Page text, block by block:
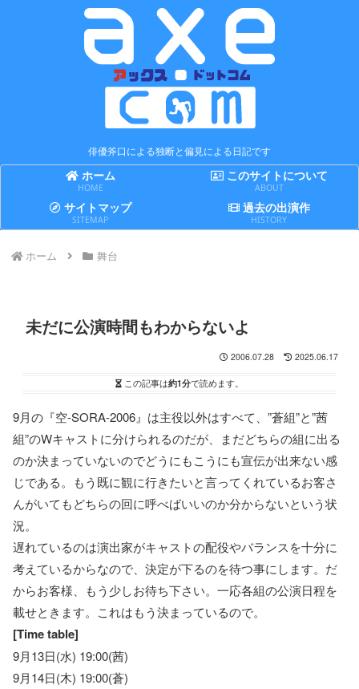
俳優斧口による独断と偏見による日記です
ホーム
HOME
このサイトについて
ABOUT
サイトマップ
SITEMAP
過去の出演作
HISTORY
ホーム 舞台
未だに公演時間もわからないよ
2006.07.28 2025.06.17
この記事は約1分で読めます。
9月の『空-SORA-2006』は主役以外はすべて、”蒼組”と”茜
組”のWキャストに分けられるのだが、まだどちらの組に出る
のか決まっていないのでどうにもこうにも宣伝が出来ない感
じである。もう既に観に行きたいと言ってくれているお客さ
んがいてもどちらの回に呼べばいいのか分からないという状
況。
遅れているのは演出家がキャストの配役やバランスを十分に
考えているからなので、決定が下るのを待つ事にします。だ
からお客様、もう少しお待ち下さい。一応各組の公演日程を
載せときます。これはもう決まっているので。
[Time table]
9月13日(水) 19:00(茜)
9月14日(木) 19:00(蒼)